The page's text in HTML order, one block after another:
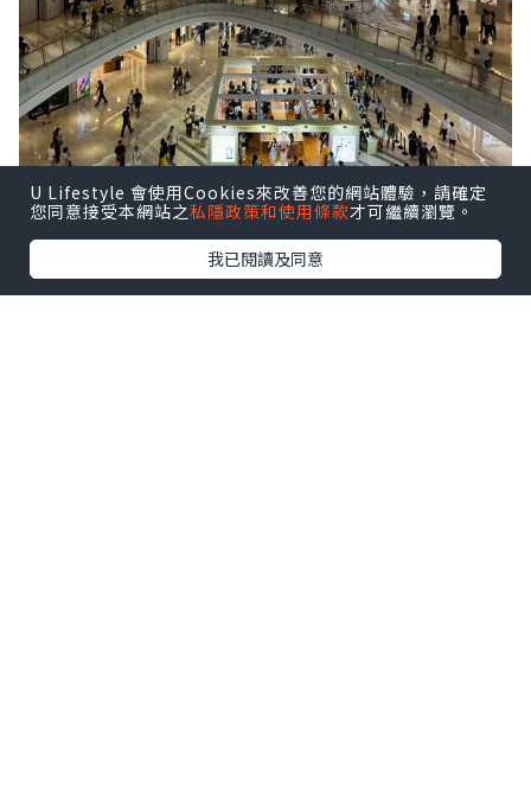
U Lifestyle 會使用Cookies來改善您的網站體驗，請確定
您同意接受本網站之私隱政策和使用條款才可繼續瀏覽。
我已閱讀及同意